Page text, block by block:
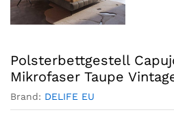
Polsterbettgestell
Mikrofaser Taupe
Brand: DELIFE EU